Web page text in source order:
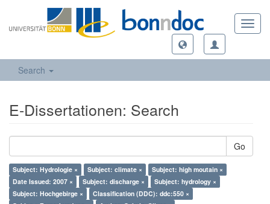
Search
E-Dissertationen: Search
Go
Subject: Hydrologie × Subject: climate ×
Subject: high moutain ×
Date Issued: 2007 ×
Subject: discharge ×
Subject: hydrology ×
Subject: Hochgebirge ×
Classification (DDC): ddc:550 ×